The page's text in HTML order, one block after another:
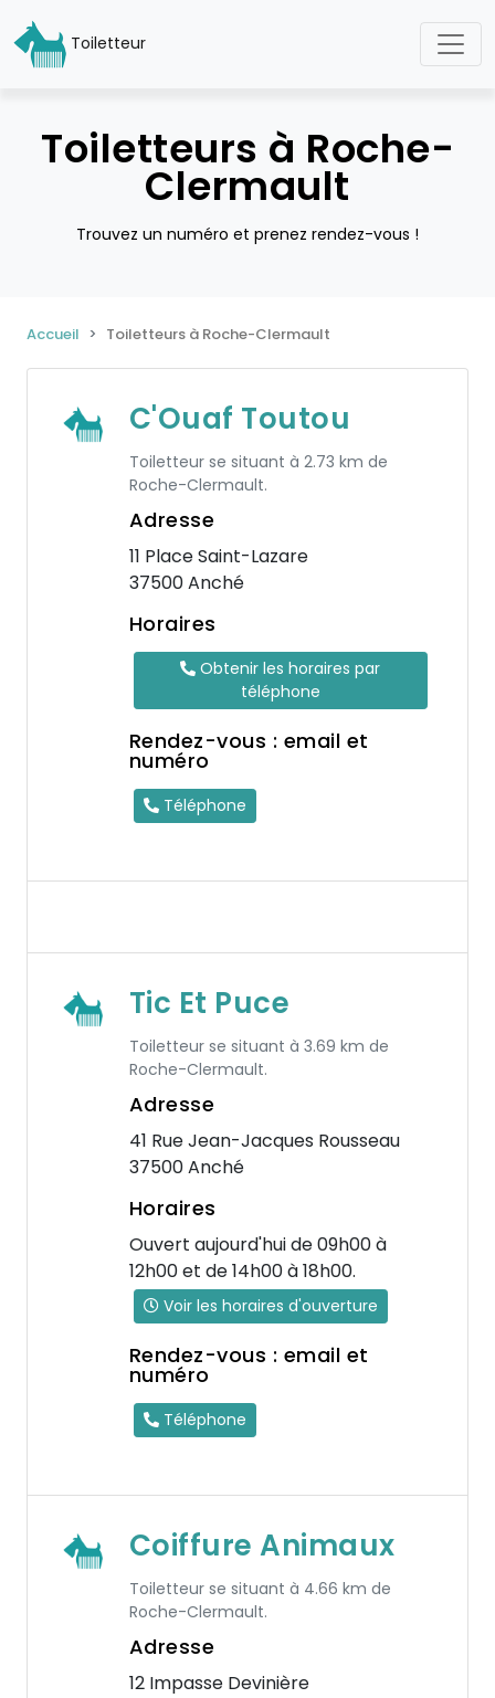
Toiletteur
Toiletteurs à Roche-
Clermault
Trouvez un numéro et prenez rendez-vous !
Accueil Toiletteurs à Roche-Clermault
C'Ouaf Toutou
Toiletteur se situant à 2.73 km de
Roche-Clermault.
Adresse
11 Place Saint-Lazare
37500 Anché
Horaires
Obtenir les horaires par
téléphone
Rendez-vous : email et
numéro
Téléphone
Tic Et Puce
Toiletteur se situant à 3.69 km de
Roche-Clermault.
Adresse
41 Rue Jean-Jacques Rousseau
37500 Anché
Horaires
Ouvert aujourd'hui de 09h00 à
12h00 et de 14h00 à 18h00.
Voir les horaires d'ouverture
Rendez-vous : email et
numéro
Téléphone
Coiffure Animaux
Toiletteur se situant à 4.66 km de
Roche-Clermault.
Adresse
12 Impasse Devinière